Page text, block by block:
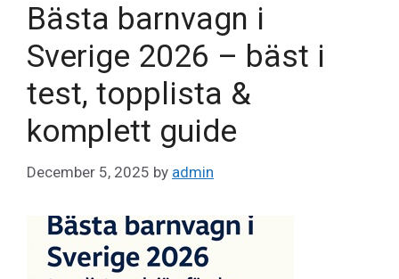
Bästa barnvagn i
Sverige 2026 – bäst i
test, topplista &
komplett guide
December 5, 2025 by admin